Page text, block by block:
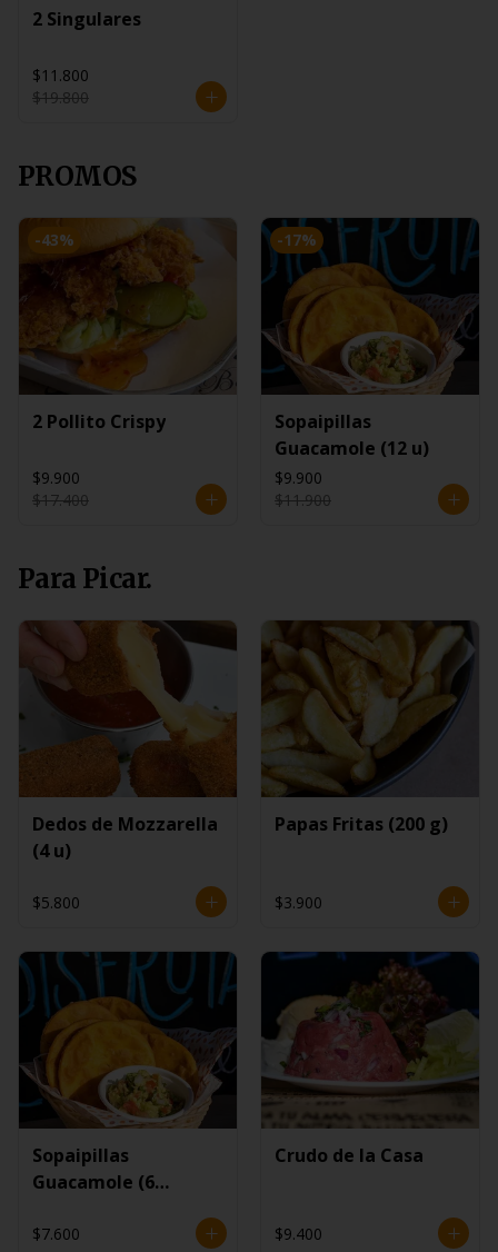
2 Singulares
$11.800
$19.800
PROMOS
-43%
2 Pollito Crispy
$9.900
$17.400
-17%
Sopaipillas
Guacamole (12 u)
$9.900
$11.900
Para Picar.
Dedos de Mozzarella
(4 u)
$5.800
Papas Fritas (200 g)
$3.900
Sopaipillas
Guacamole (6
$7.600
Crudo de la Casa
$9.400